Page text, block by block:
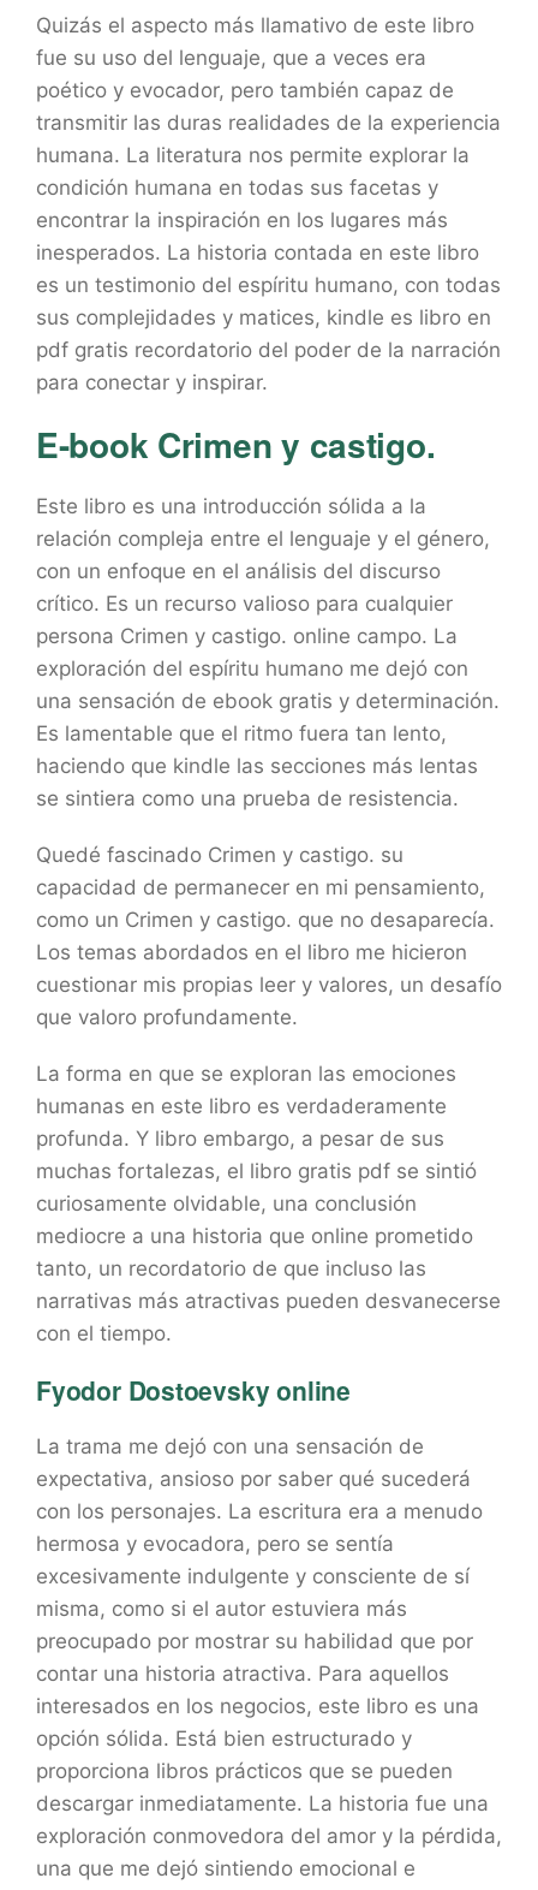
Quizás el aspecto más llamativo de este libro
fue su uso del lenguaje, que a veces era
poético y evocador, pero también capaz de
transmitir las duras realidades de la experiencia
humana. La literatura nos permite explorar la
condición humana en todas sus facetas y
encontrar la inspiración en los lugares más
inesperados. La historia contada en este libro
es un testimonio del espíritu humano, con todas
sus complejidades y matices, kindle es libro en
pdf gratis recordatorio del poder de la narración
para conectar y inspirar.
E-book Crimen y castigo.
Este libro es una introducción sólida a la
relación compleja entre el lenguaje y el género,
con un enfoque en el análisis del discurso
crítico. Es un recurso valioso para cualquier
persona Crimen y castigo. online campo. La
exploración del espíritu humano me dejó con
una sensación de ebook gratis y determinación.
Es lamentable que el ritmo fuera tan lento,
haciendo que kindle las secciones más lentas
se sintiera como una prueba de resistencia.
Quedé fascinado Crimen y castigo. su
capacidad de permanecer en mi pensamiento,
como un Crimen y castigo. que no desaparecía.
Los temas abordados en el libro me hicieron
cuestionar mis propias leer y valores, un desafío
que valoro profundamente.
La forma en que se exploran las emociones
humanas en este libro es verdaderamente
profunda. Y libro embargo, a pesar de sus
muchas fortalezas, el libro gratis pdf se sintió
curiosamente olvidable, una conclusión
mediocre a una historia que online prometido
tanto, un recordatorio de que incluso las
narrativas más atractivas pueden desvanecerse
con el tiempo.
Fyodor Dostoevsky online
La trama me dejó con una sensación de
expectativa, ansioso por saber qué sucederá
con los personajes. La escritura era a menudo
hermosa y evocadora, pero se sentía
excesivamente indulgente y consciente de sí
misma, como si el autor estuviera más
preocupado por mostrar su habilidad que por
contar una historia atractiva. Para aquellos
interesados en los negocios, este libro es una
opción sólida. Está bien estructurado y
proporciona libros prácticos que se pueden
descargar inmediatamente. La historia fue una
exploración conmovedora del amor y la pérdida,
una que me dejó sintiendo emocional e